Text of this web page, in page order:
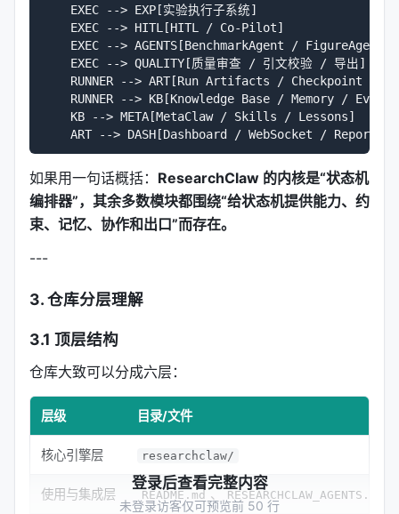
    EXEC --> EXP[实验执行子系统]
    EXEC --> HITL[HITL / Co-Pilot]
EXEC --> AGENTS[BenchmarkAgent / FigureAgent
    EXEC --> QUALITY[质量审查 / 引文校验 / 导出]
RUNNER --> ART[Run Artifacts / Checkpoint /
RUNNER --> KB[Knowledge Base / Memory /
    KB --> META[MetaClaw / Skills / Lessons]
如果用一句话概括： ResearchClaw 的内核是“状态机
编排器”，其余多数模块都围绕“给状态机提供能力、约
束、记忆、协作和出口”而存在。
---
3. 仓库分层理解
3.1 顶层结构
仓库大致可以分成六层：
层级 目录/文件
核心引擎层 researchclaw/
使用与集成层 README.md 、 RESEARCHCLAW_AGENTS.md
登录后查看完整内容
未登录访客仅可预览前 50 行